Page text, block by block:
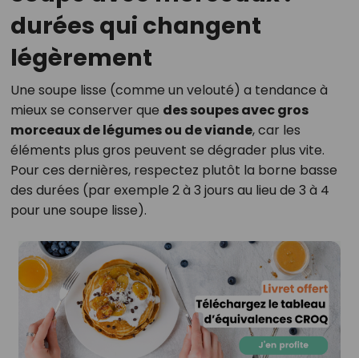
durées qui changent
légèrement
Une soupe lisse (comme un velouté) a tendance à
mieux se conserver que des soupes avec gros
morceaux de légumes ou de viande, car les
éléments plus gros peuvent se dégrader plus vite.
Pour ces dernières, respectez plutôt la borne basse
des durées (par exemple 2 à 3 jours au lieu de 3 à 4
pour une soupe lisse).